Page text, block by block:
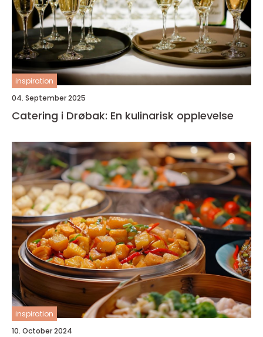
inspiration
04. September 2025
Catering i Drøbak: En kulinarisk opplevelse
inspiration
10. October 2024